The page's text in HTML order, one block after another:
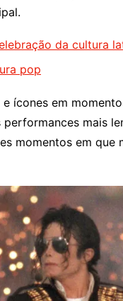
da cultura
pop
ícones em
mais
momentos em que